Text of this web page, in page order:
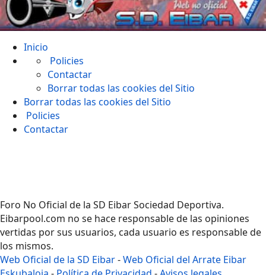
Inicio
Policies
Contactar
Borrar todas las cookies del Sitio
Borrar todas las cookies del Sitio
Policies
Contactar
Foro No Oficial de la SD Eibar Sociedad Deportiva.
Eibarpool.com no se hace responsable de las opiniones
vertidas por sus usuarios, cada usuario es responsable de
los mismos.
Web Oficial de la SD Eibar-Web Oficial del Arrate Eibar